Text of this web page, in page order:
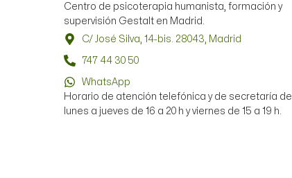
Centro de psicoterapia humanista, formación y
supervisión Gestalt en Madrid.
C/ José Silva, 14-bis. 28043, Madrid
747 44 30 50
WhatsApp
Horario de atención telefónica y de secretaría de
lunes a jueves de 16 a 20 h y viernes de 15 a 19 h.